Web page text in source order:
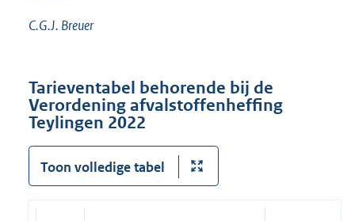
C.G.J. Breuer
Tarieventabel behorende bij de
Verordening afvalstoffenheffing
Teylingen 2022
Toon volledige tabel